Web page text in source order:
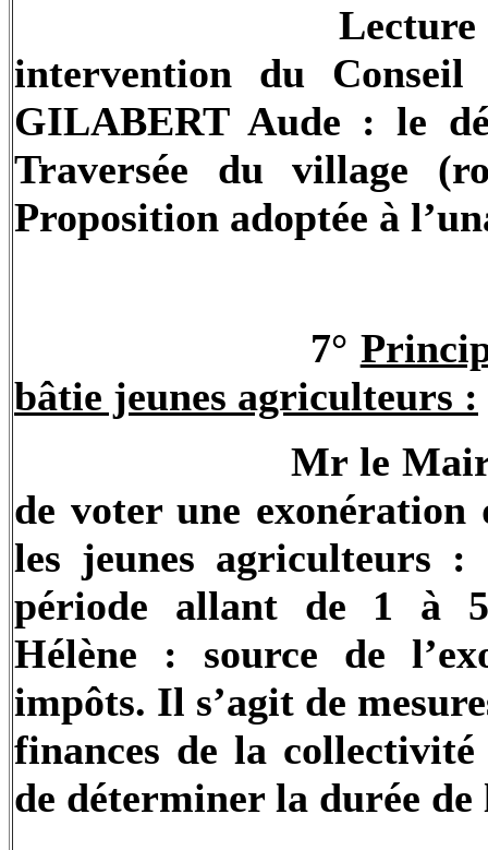
intervention du
GILABERT Aude : le
Traversée du village
Proposition adoptée à
7°
bâtie jeunes agriculteurs :
Mr le
de voter une
les jeunes agriculteurs
période allant de 1 à
Hélène : source de
impôts. Il s’agit de
finances de la
de déterminer la durée de